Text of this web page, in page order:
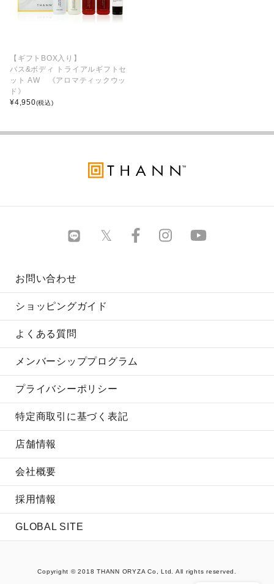
【ギフトBOX入り】
バス&ボディ トライアルギフトセ
ット AW 《アロマティックウッ
ド》
¥4,950(税込)
お問い合わせ
ショッピングガイド
よくある質問
メンバーシッププログラム
プライバシーポリシー
特定商取引に基づく表記
店舗情報
会社概要
採用情報
GLOBAL SITE
Copyright © 2018 THANN ORYZA Co, Ltd. All rights reserved.